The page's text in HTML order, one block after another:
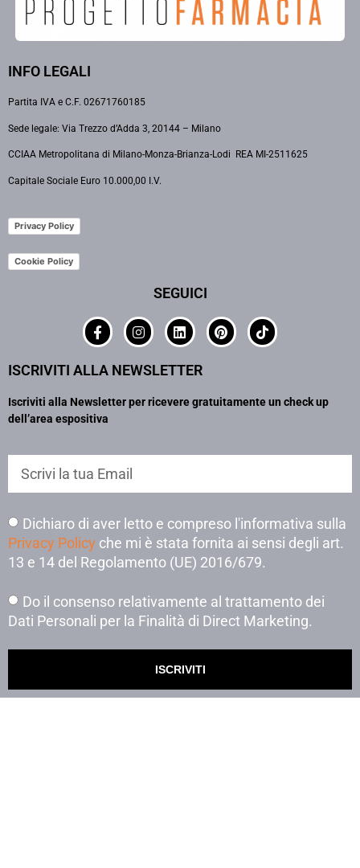
INFO LEGALI
Partita IVA e C.F. 02671760185
Sede legale: Via Trezzo d’Adda 3, 20144 – Milano
CCIAA Metropolitana di Milano-Monza-Brianza-Lodi REA MI-2511625
Capitale Sociale Euro 10.000,00 I.V.
Privacy Policy
Cookie Policy
SEGUICI
ISCRIVITI ALLA NEWSLETTER
Iscriviti alla Newsletter per ricevere gratuitamente un check up
dell’area espositiva
Dichiaro di aver letto e compreso l'informativa sulla
Privacy Policy che mi è stata fornita ai sensi degli art.
13 e 14 del Regolamento (UE) 2016/679.
Do il consenso relativamente al trattamento dei
Dati Personali per la Finalità di Direct Marketing.
ISCRIVITI